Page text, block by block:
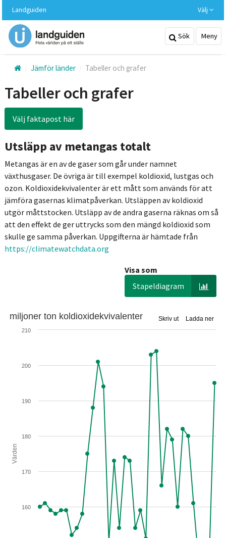
huvudinnehållet
Landguiden Välj
Sök Meny
Jämför länder Tabeller och grafer
Tabeller och grafer
Välj faktapost här
Utsläpp av metangas totalt
Metangas är en av de gaser som går under namnet
växthusgaser. De övriga är till exempel koldioxid, lustgas och
ozon. Koldioxidekvivalenter är ett mått som används för att
jämföra gasernas klimatpåverkan. Utsläppen av koldioxid
utgör måttstocken. Utsläpp av de andra gaserna räknas om så
att den effekt de ger uttrycks som den mängd koldioxid som
skulle ge samma påverkan. Uppgifterna är hämtade från
https://climatewatchdata.org
Visa som
Stapeldiagram
Ladda ner
Skriv ut
Värden
miljoner ton koldioxidekvivalenter
160
170
180
190
200
210